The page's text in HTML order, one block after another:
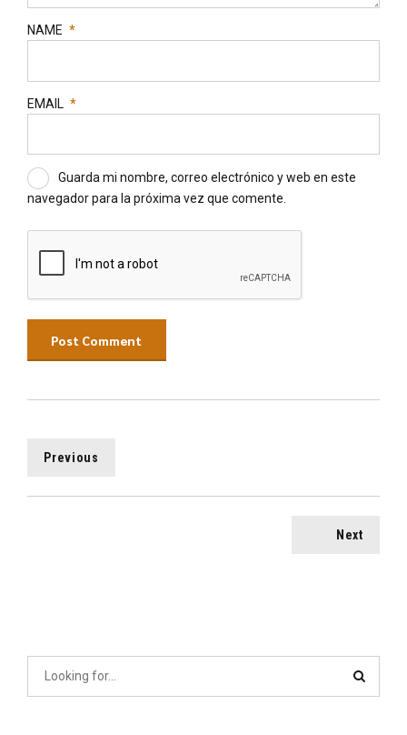
NAME *
EMAIL *
Guarda mi nombre, correo electrónico y web en este
navegador para la próxima vez que comente.
Post Comment
Previous
Next